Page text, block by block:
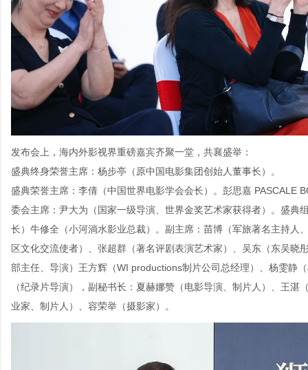
发布会上，海内外影视界重磅嘉宾齐聚一堂，共襄盛举：
盛典终身荣誉主席：杨步亭（原中国电影集团创始人董事长）。
盛典荣誉主席：李倩（中国世界电影学会会长）。彭思嘉 PASCALE
委会主席：尹大为（国家一级导演、世界金奖艺术家获得者）。盛典
长）牛修全（小河淌水影业总裁）。副主席：苗博（军旅著名主持人
区文化交流使者）、张超群（著名评剧表演艺术家）、吴东（东吴
部主任、导演）王方辉（WI productions制片公司总经理）、杨雯静
（纪录片导演），副秘书长：夏赫娜赞（电影导演、制片人）、王
业家、制片人）、容荣举（摄影家）。